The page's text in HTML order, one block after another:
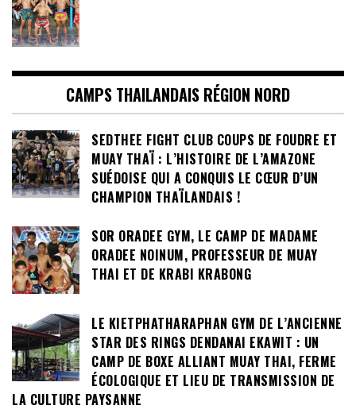
CAMPS THAILANDAIS RÉGION NORD
SEDTHEE FIGHT CLUB COUPS DE FOUDRE ET
MUAY THAÏ : L’HISTOIRE DE L’AMAZONE
SUÉDOISE QUI A CONQUIS LE CŒUR D’UN
CHAMPION THAÏLANDAIS !
SOR ORADEE GYM, LE CAMP DE MADAME
ORADEE NOINUM, PROFESSEUR DE MUAY
THAI ET DE KRABI KRABONG
LE KIETPHATHARAPHAN GYM DE L’ANCIENNE
STAR DES RINGS DENDANAI EKAWIT : UN
CAMP DE BOXE ALLIANT MUAY THAI, FERME
ÉCOLOGIQUE ET LIEU DE TRANSMISSION DE
LA CULTURE PAYSANNE